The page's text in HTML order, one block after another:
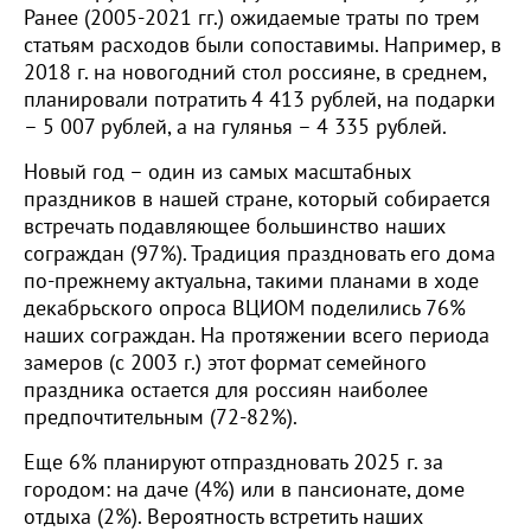
Ранее (2005-2021 гг.) ожидаемые траты по трем
статьям расходов были сопоставимы. Например, в
2018 г. на новогодний стол россияне, в среднем,
планировали потратить 4 413 рублей, на подарки
– 5 007 рублей, а на гулянья – 4 335 рублей.
Новый год – один из самых масштабных
праздников в нашей стране, который собирается
встречать подавляющее большинство наших
сограждан (97%). Традиция праздновать его дома
по-прежнему актуальна, такими планами в ходе
декабрьского опроса ВЦИОМ поделились 76%
наших сограждан. На протяжении всего периода
замеров (с 2003 г.) этот формат семейного
праздника остается для россиян наиболее
предпочтительным (72-82%).
Еще 6% планируют отпраздновать 2025 г. за
городом: на даче (4%) или в пансионате, доме
отдыха (2%). Вероятность встретить наших